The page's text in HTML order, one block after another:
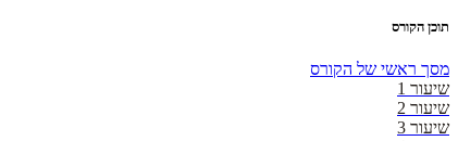
תוכן הקורס
מסך ראשי של הקורס
שיעור 1
שיעור 2
שיעור 3